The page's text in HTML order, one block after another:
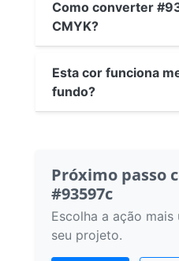
Como converter
CMYK?
Esta cor funciona
fundo?
Próximo passo
#93597c
Escolha a ação
seu projeto.